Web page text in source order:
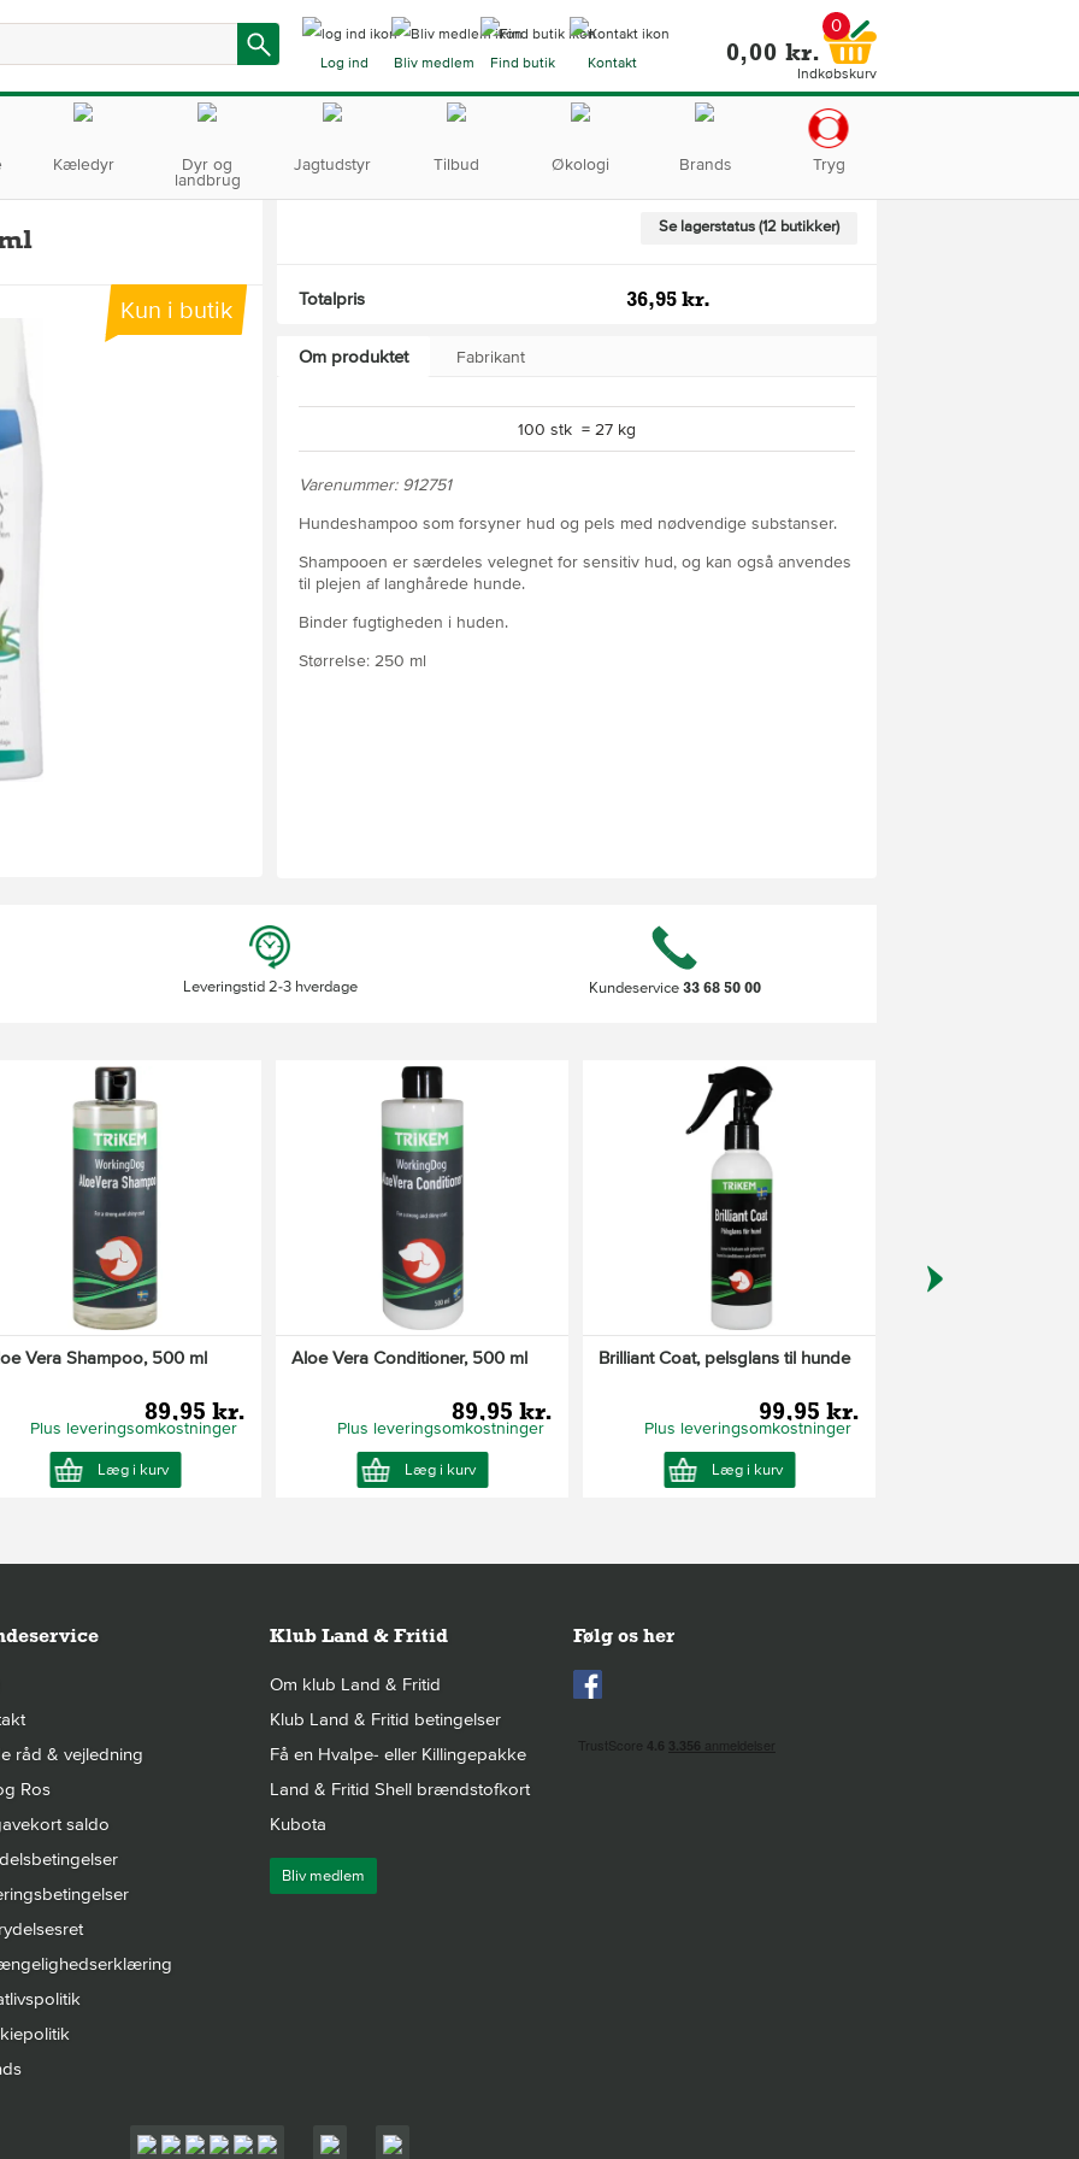
Log ind Bliv medlem Find butik Kontakt
0
0,00 kr.
Indkøbskurv
Kæledyr Dyr og
landbrug
Jagtudstyr Tilbud Økologi Brands Tryg
Kun i butik
Se lagerstatus (12 butikker)
Totalpris 36,95 kr.
Om produktet Fabrikant
100 stk = 27 kg
Varenummer: 912751
Hundeshampoo som forsyner hud og pels med nødvendige substanser.
Shampooen er særdeles velegnet for sensitiv hud, og kan også anvendes
til plejen af langhårede hunde.
Binder fugtigheden i huden.
Størrelse: 250 ml
Leveringstid 2-3 hverdage Kundeservice33 68 50 00
Vera Shampoo, 500 ml
89,95 kr.
Plus leveringsomkostninger
Læg i kurv
Aloe Vera Conditioner, 500 ml
89,95 kr.
Plus leveringsomkostninger
Læg i kurv
Brilliant Coat, pelsglans til hunde
99,95 kr.
Plus leveringsomkostninger
Læg i kurv
råd & vejledning
Ros
saldo
Klub Land & Fritid
Om klub Land & Fritid
Klub Land & Fritid betingelser
Få en Hvalpe- eller Killingepakke
Land & Fritid Shell brændstofkort
Kubota
Bliv medlem
Følg os her